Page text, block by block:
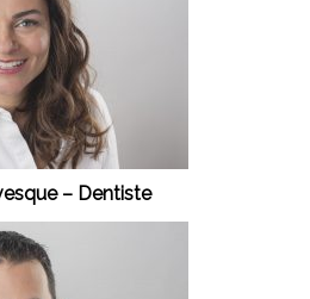
– Dentiste